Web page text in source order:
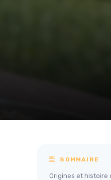
SOMMAIRE
Origines et histoire